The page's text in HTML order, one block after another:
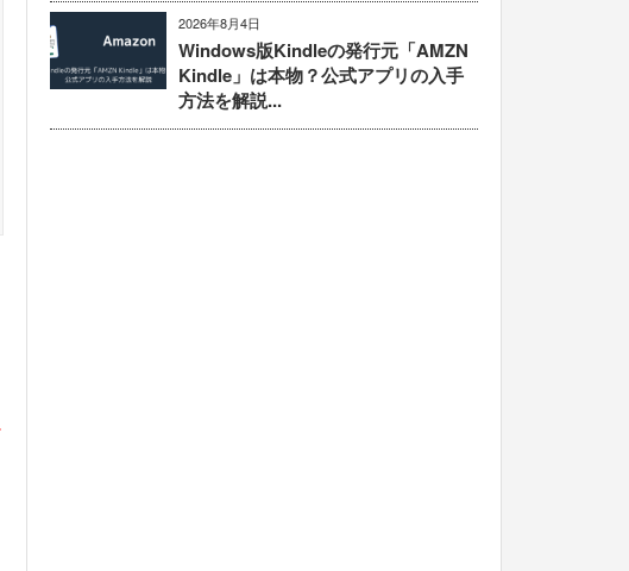
2026年8月4日
Windows版Kindleの発行元「AMZN
Kindle」は本物？公式アプリの入手
方法を解説...